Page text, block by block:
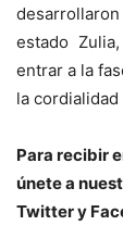
estado
entrar a la
la
Para recibir
únete a
Twitter y